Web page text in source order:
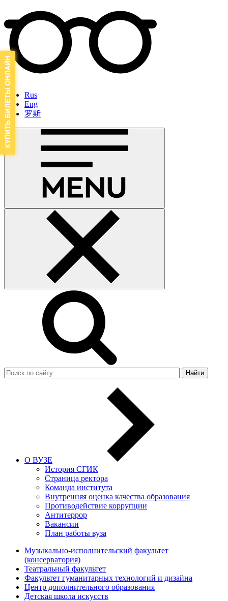
Rus
Eng
罗斯
Найти
О ВУЗЕ
История СГИК
Страница ректора
Команда института
Внутренняя оценка качества образования
Противодействие коррупции
Антитеррор
Вакансии
План работы вуза
Музыкально-исполнительский факультет
(консерватория)
Театральный факультет
Факультет гуманитарных технологий и дизайна
Центр дополнительного образования
Детская школа искусств